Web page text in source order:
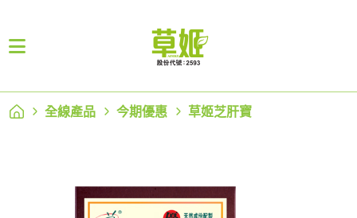
全線產品 今期優惠 草姬芝肝寶